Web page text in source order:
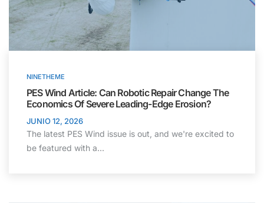
NINETHEME
PES Wind Article: Can Robotic Repair Change The
Economics Of Severe Leading-Edge Erosion?
JUNIO 12, 2026
The latest PES Wind issue is out, and we're excited to
be featured with a...